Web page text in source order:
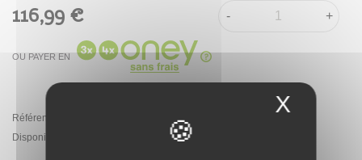
116,99 €
OU PAYER EN
- +
Référence:
Disponibilité :
Rupture de stock temporaire
X